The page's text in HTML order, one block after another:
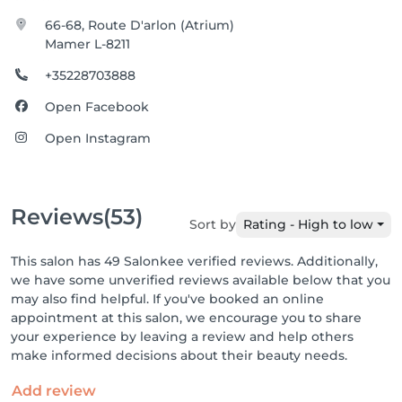
dans l’exécution de ses prestations.
Les résultats pouvant varier selon les personnes,
11. Cartes cadeaux
échangeables contre espèces ni remboursables, sauf
obligation légale contraire.
Leur durée de validité est indiquée lors de l’achat.
à la réglementation applicable, notamment le RGPD.
Le client peut exercer ses droits d’accès, rectification
coordonnées indiquées sur le site.
13. Litiges et droit applicable
Les présentes CGV sont soumises au droit
luxembourgeois, sous réserve des règles impératives
protégeant le consommateur.
En cas de litige, une solution amiable sera
judiciaire.
66-68, Route D'arlon (Atrium)
Mamer L-8211
+35228703888
Open Facebook
Open Instagram
Reviews(53) Sort by Rating - High to low
This salon has 49 Salonkee verified reviews. Additionally,
we have some unverified reviews available below that you
may also find helpful. If you've booked an online
appointment at this salon, we encourage you to share
your experience by leaving a review and help others
make informed decisions about their beauty needs.
Add review